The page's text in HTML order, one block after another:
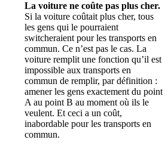
La voiture ne coûte pas plus cher.
Si la voiture coûtait plus cher, tous
les gens qui le pourraient
switcheraient pour les transports en
commun. Ce n’est pas le cas. La
voiture remplit une fonction qu’il est
impossible aux transports en
commun de remplir, par définition :
amener les gens exactement du point
A au point B au moment où ils le
veulent. Et ceci a un coût,
inabordable pour les transports en
commun.